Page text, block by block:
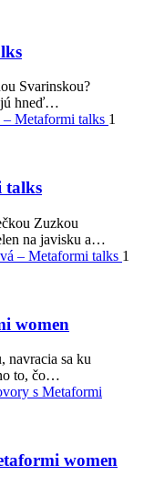
Svarinskou?
hneď…
Metaformi talks 1
talks
Zuzkou
na javisku a…
– Metaformi talks 1
women
navracia sa ku
to, čo…
s Metaformi
women